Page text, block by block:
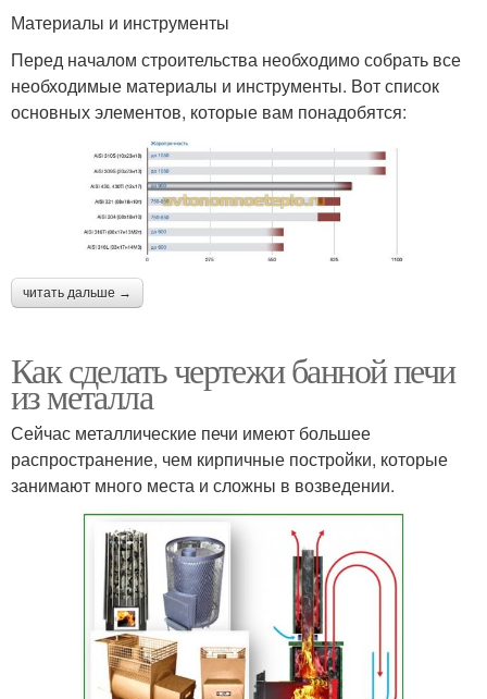
Материалы и инструменты
Перед началом строительства необходимо собрать все
необходимые материалы и инструменты. Вот список
основных элементов, которые вам понадобятся:
читать дальше →
Как сделать чертежи банной печи
из металла
Сейчас металлические печи имеют большее
распространение, чем кирпичные постройки, которые
занимают много места и сложны в возведении.